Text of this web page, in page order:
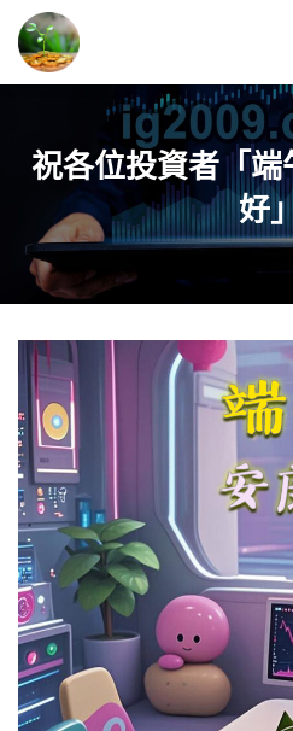
祝各位投資者「
好